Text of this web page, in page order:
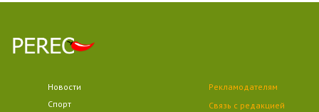
Новости
Спорт
Рекламодателям
Связь с редакцией